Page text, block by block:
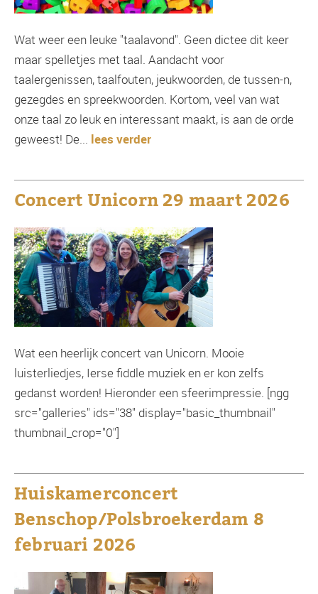
Wat weer een leuke "taalavond". Geen dictee dit keer
maar spelletjes met taal. Aandacht voor
taalergenissen, taalfouten, jeukwoorden, de tussen-n,
gezegdes en spreekwoorden. Kortom, veel van wat
onze taal zo leuk en interessant maakt, is aan de orde
geweest! De... lees verder
Concert Unicorn 29 maart 2026
Wat een heerlijk concert van Unicorn. Mooie
luisterliedjes, Ierse fiddle muziek en er kon zelfs
gedanst worden! Hieronder een sfeerimpressie. [ngg
src="galleries" ids="38" display="basic_thumbnail"
thumbnail_crop="0"]
Huiskamerconcert
Benschop/Polsbroekerdam 8
februari 2026